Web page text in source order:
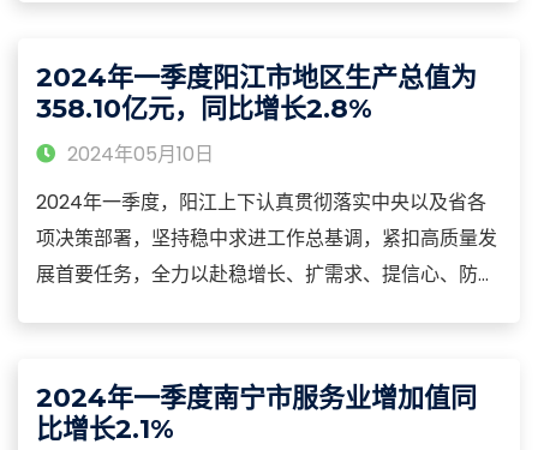
工业行业大类增长面66.7%。
2024年一季度阳江市地区生产总值为
358.10亿元，同比增长2.8%
2024年05月10日
2024年一季度，阳江上下认真贯彻落实中央以及省各
项决策部署，坚持稳中求进工作总基调，紧扣高质量发
展首要任务，全力以赴稳增长、扩需求、提信心、防风
值为358.10亿元，同比增长2.8%。其中，第一产业增加
值为59.23亿元，同比增长3.2%；第二产业增加值为
2024年一季度南宁市服务业增加值同
比增长2.1%